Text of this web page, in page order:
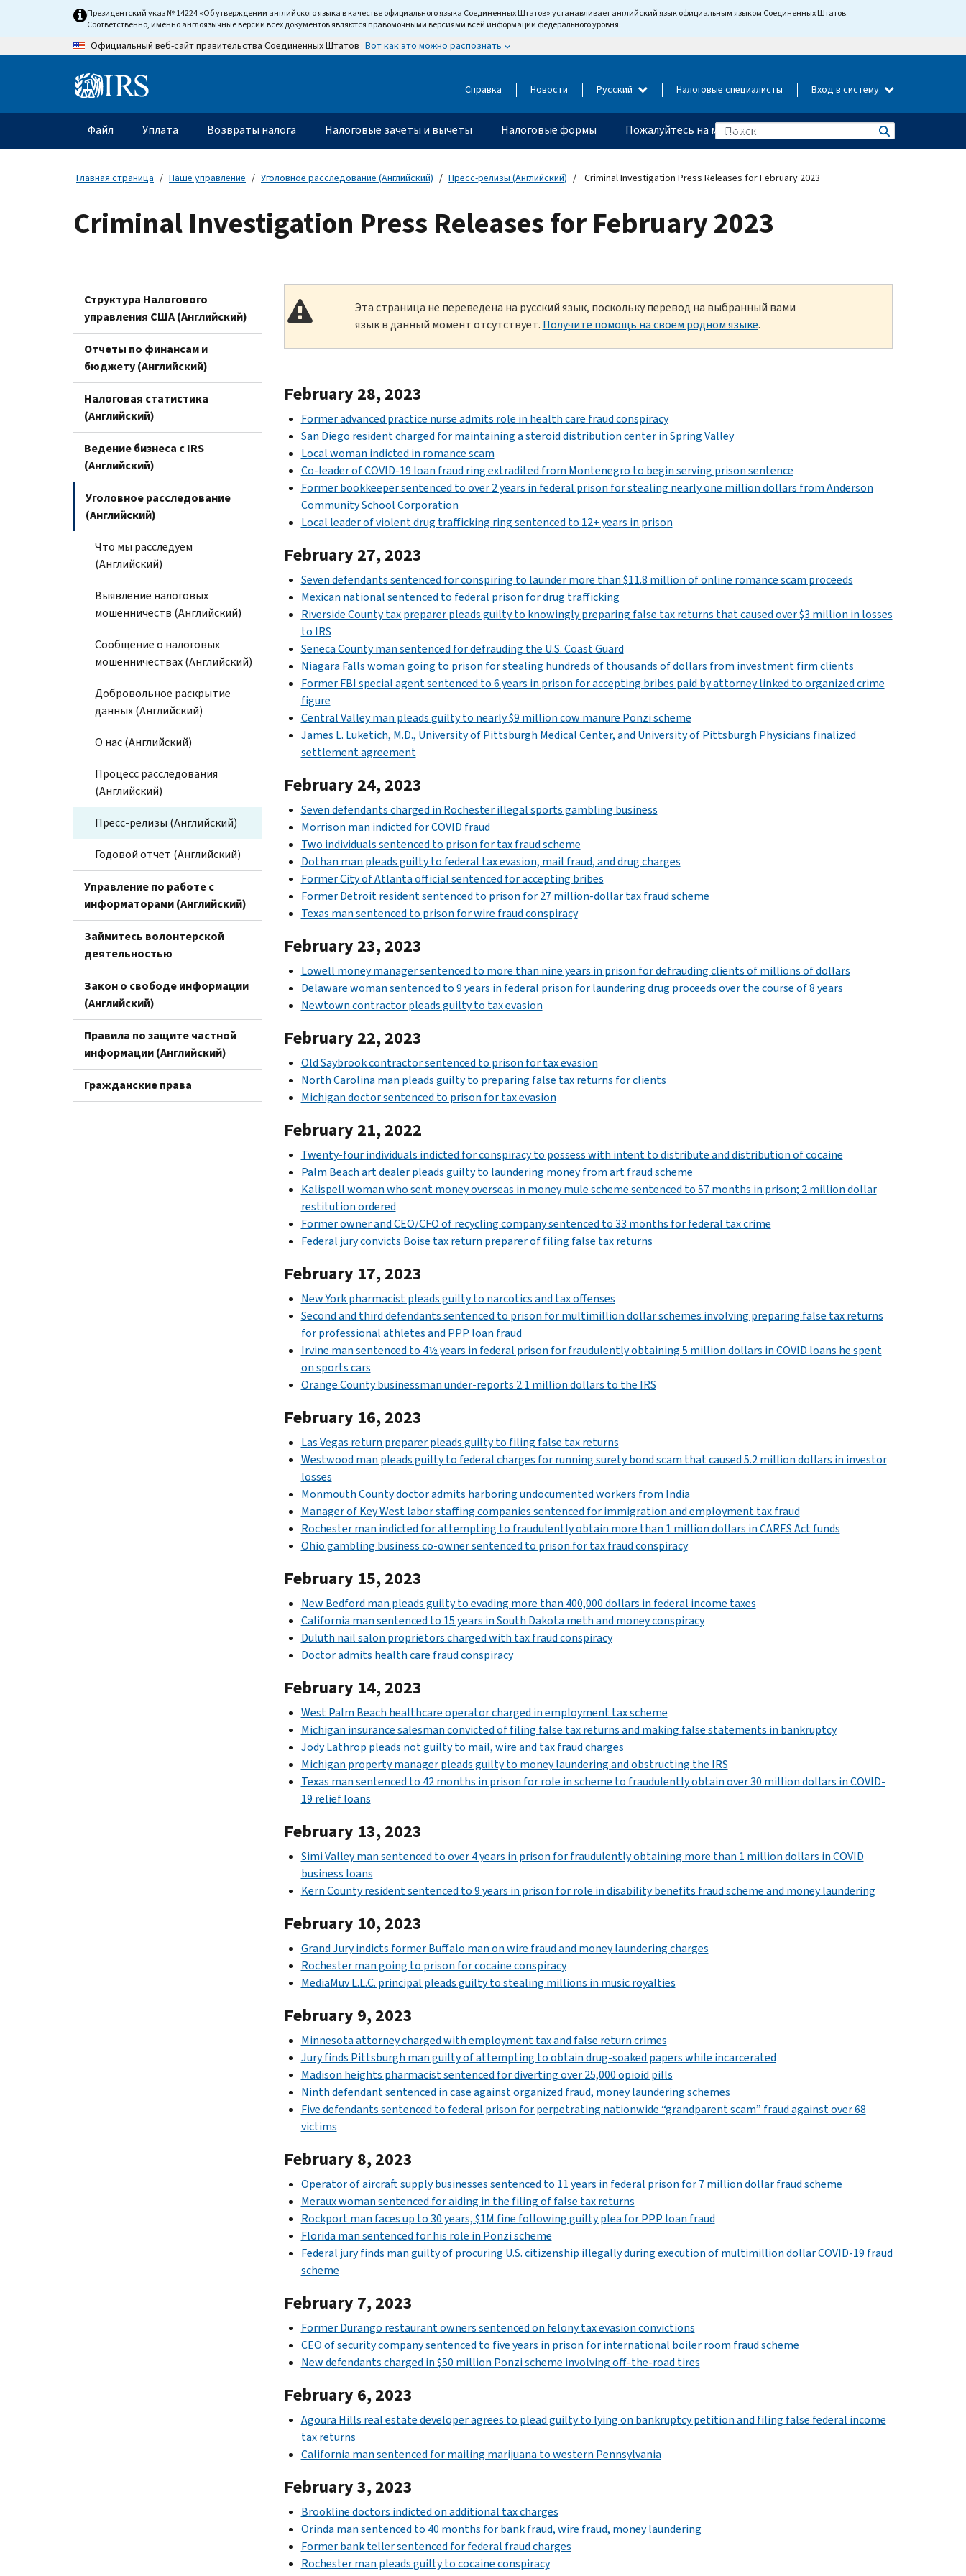
content
Президентский указ № 14224 «Об утверждении английского языка в качестве официального языка Соединенных Штатов» устанавливает английский язык официальным языком Соединенных Штатов.
Соответственно, именно англоязычные версии всех документов являются правомочными версиями всей информации федерального уровня.
Официальный веб-сайт правительства Соединенных Штатов Вот как это можно распознать
Information Справка Новости Русский Налоговые специалисты Вход в систему
Главное
меню
Файл Уплата Возвраты налога Налоговые зачеты и вычеты Налоговые формы Пожалуйтесь на мошенничество
Главная страница Наше управление Уголовное расследование (Английский) Пресс-релизы (Английский) Criminal Investigation Press Releases for February 2023
Criminal Investigation Press Releases for February 2023
Структура Налогового
управления США (Английский)
Отчеты по финансам и
бюджету (Английский)
Налоговая статистика
(Английский)
Ведение бизнеса с IRS
(Английский)
Уголовное расследование
(Английский)
Что мы расследуем
(Английский)
Выявление налоговых
мошенничеств (Английский)
Сообщение о налоговых
мошенничествах (Английский)
Добровольное раскрытие
данных (Английский)
О нас (Английский)
Процесс расследования
(Английский)
Пресс-релизы (Английский)
Годовой отчет (Английский)
Управление по работе с
информаторами (Английский)
Займитесь волонтерской
деятельностью
Закон о свободе информации
(Английский)
Правила по защите частной
информации (Английский)
Гражданские права
Эта страница не переведена на русский язык, поскольку перевод на выбранный вами
язык в данный момент отсутствует. Получите помощь на своем родном языке.
February 28, 2023
Former advanced practice nurse admits role in health care fraud conspiracy
San Diego resident charged for maintaining a steroid distribution center in Spring Valley
Local woman indicted in romance scam
Co-leader of COVID-19 loan fraud ring extradited from Montenegro to begin serving prison sentence
Former bookkeeper sentenced to over 2 years in federal prison for stealing nearly one million dollars from Anderson
Community School Corporation
Local leader of violent drug trafficking ring sentenced to 12+ years in prison
February 27, 2023
Seven defendants sentenced for conspiring to launder more than $11.8 million of online romance scam proceeds
Mexican national sentenced to federal prison for drug trafficking
Riverside County tax preparer pleads guilty to knowingly preparing false tax returns that caused over $3 million in losses
to IRS
Seneca County man sentenced for defrauding the U.S. Coast Guard
Niagara Falls woman going to prison for stealing hundreds of thousands of dollars from investment firm clients
Former FBI special agent sentenced to 6 years in prison for accepting bribes paid by attorney linked to organized crime
figure
Central Valley man pleads guilty to nearly $9 million cow manure Ponzi scheme
James L. Luketich, M.D., University of Pittsburgh Medical Center, and University of Pittsburgh Physicians finalized
settlement agreement
February 24, 2023
Seven defendants charged in Rochester illegal sports gambling business
Morrison man indicted for COVID fraud
Two individuals sentenced to prison for tax fraud scheme
Dothan man pleads guilty to federal tax evasion, mail fraud, and drug charges
Former City of Atlanta official sentenced for accepting bribes
Former Detroit resident sentenced to prison for 27 million-dollar tax fraud scheme
Texas man sentenced to prison for wire fraud conspiracy
February 23, 2023
Lowell money manager sentenced to more than nine years in prison for defrauding clients of millions of dollars
Delaware woman sentenced to 9 years in federal prison for laundering drug proceeds over the course of 8 years
Newtown contractor pleads guilty to tax evasion
February 22, 2023
Old Saybrook contractor sentenced to prison for tax evasion
North Carolina man pleads guilty to preparing false tax returns for clients
Michigan doctor sentenced to prison for tax evasion
February 21, 2022
Twenty-four individuals indicted for conspiracy to possess with intent to distribute and distribution of cocaine
Palm Beach art dealer pleads guilty to laundering money from art fraud scheme
Kalispell woman who sent money overseas in money mule scheme sentenced to 57 months in prison; 2 million dollar
restitution ordered
Former owner and CEO/CFO of recycling company sentenced to 33 months for federal tax crime
Federal jury convicts Boise tax return preparer of filing false tax returns
February 17, 2023
New York pharmacist pleads guilty to narcotics and tax offenses
Second and third defendants sentenced to prison for multimillion dollar schemes involving preparing false tax returns
for professional athletes and PPP loan fraud
Irvine man sentenced to 4½ years in federal prison for fraudulently obtaining 5 million dollars in COVID loans he spent
on sports cars
Orange County businessman under-reports 2.1 million dollars to the IRS
February 16, 2023
Las Vegas return preparer pleads guilty to filing false tax returns
Westwood man pleads guilty to federal charges for running surety bond scam that caused 5.2 million dollars in investor
losses
Monmouth County doctor admits harboring undocumented workers from India
Manager of Key West labor staffing companies sentenced for immigration and employment tax fraud
Rochester man indicted for attempting to fraudulently obtain more than 1 million dollars in CARES Act funds
Ohio gambling business co-owner sentenced to prison for tax fraud conspiracy
February 15, 2023
New Bedford man pleads guilty to evading more than 400,000 dollars in federal income taxes
California man sentenced to 15 years in South Dakota meth and money conspiracy
Duluth nail salon proprietors charged with tax fraud conspiracy
Doctor admits health care fraud conspiracy
February 14, 2023
West Palm Beach healthcare operator charged in employment tax scheme
Michigan insurance salesman convicted of filing false tax returns and making false statements in bankruptcy
Jody Lathrop pleads not guilty to mail, wire and tax fraud charges
Michigan property manager pleads guilty to money laundering and obstructing the IRS
Texas man sentenced to 42 months in prison for role in scheme to fraudulently obtain over 30 million dollars in COVID-
19 relief loans
February 13, 2023
Simi Valley man sentenced to over 4 years in prison for fraudulently obtaining more than 1 million dollars in COVID
business loans
Kern County resident sentenced to 9 years in prison for role in disability benefits fraud scheme and money laundering
February 10, 2023
Grand Jury indicts former Buffalo man on wire fraud and money laundering charges
Rochester man going to prison for cocaine conspiracy
MediaMuv L.L.C. principal pleads guilty to stealing millions in music royalties
February 9, 2023
Minnesota attorney charged with employment tax and false return crimes
Jury finds Pittsburgh man guilty of attempting to obtain drug-soaked papers while incarcerated
Madison heights pharmacist sentenced for diverting over 25,000 opioid pills
Ninth defendant sentenced in case against organized fraud, money laundering schemes
Five defendants sentenced to federal prison for perpetrating nationwide “grandparent scam” fraud against over 68
victims
February 8, 2023
Operator of aircraft supply businesses sentenced to 11 years in federal prison for 7 million dollar fraud scheme
Meraux woman sentenced for aiding in the filing of false tax returns
Rockport man faces up to 30 years, $1M fine following guilty plea for PPP loan fraud
Florida man sentenced for his role in Ponzi scheme
Federal jury finds man guilty of procuring U.S. citizenship illegally during execution of multimillion dollar COVID-19 fraud
scheme
February 7, 2023
Former Durango restaurant owners sentenced on felony tax evasion convictions
CEO of security company sentenced to five years in prison for international boiler room fraud scheme
New defendants charged in $50 million Ponzi scheme involving off-the-road tires
February 6, 2023
Agoura Hills real estate developer agrees to plead guilty to lying on bankruptcy petition and filing false federal income
tax returns
California man sentenced for mailing marijuana to western Pennsylvania
February 3, 2023
Brookline doctors indicted on additional tax charges
Orinda man sentenced to 40 months for bank fraud, wire fraud, money laundering
Former bank teller sentenced for federal fraud charges
Rochester man pleads guilty to cocaine conspiracy